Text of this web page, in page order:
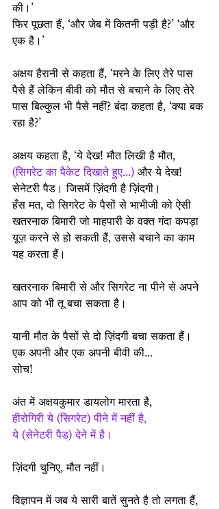
की।’
फिर पूछता हैं, ‘और जेब में कितनी पड़ी है?’ ‘और
एक है।’
अक्षय हैरानी से कहता हैं, ‘मरने के लिए तेरे पास
पैसे हैं लेकिन बीवी को मौत से बचाने के लिए तेरे
पास बिल्कुल भी पैसे नहीं? बंदा कहता है, ‘क्या बक
रहा है?’
अक्षय कहता है, ‘ये देख! मौत लिखी है मौत,
(सिगरेट का पैकेट दिखाते हुए...) और ये देख!
सेनेटरी पैड। जिसमें ज़िंदगी है ज़िंदगी।
हँस मत, दो सिगरेट के पैसों से भाभीजी को ऐसी
खतरनाक बिमारी जो माहपारी के वक्त गंदा कपड़ा
यूज़ करने से हो सकती हैं, उससे बचाने का काम
यह करता हैं।
खतरनाक बिमारी से और सिगरेट ना पीने से अपने
आप को भी तू बचा सकता है।
यानी मौत के पैसों से दो ज़िंदगी बचा सकता हैं।
एक अपनी और एक अपनी बीवी की...
सोच!
अंत में अक्षयकुमार डायलोग मारता है,
हीरोगिरी ये (सिगरेट) पीने में नहीं है,
ये (सेनेटरी पैड) देने में है।
ज़िंदगी चुनिए, मौत नहीं।
विज्ञापन में जब ये सारी बातें सुनते है तो लगता हैं,